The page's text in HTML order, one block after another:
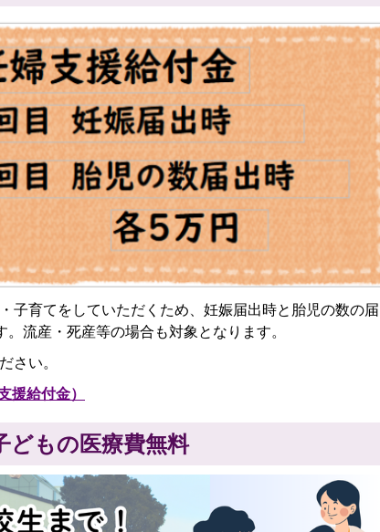
子育てをしていただくため、妊娠届出時と胎児の数の届
流産・死産等の場合も対象となります。
さい。
援給付金）
どもの医療費無料